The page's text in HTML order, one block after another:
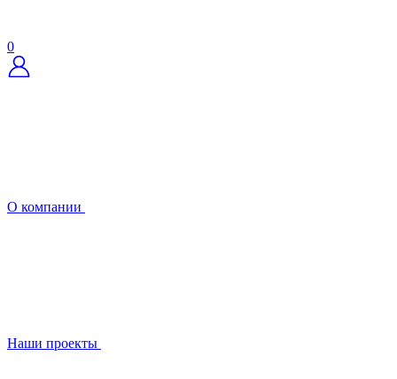
0
О компании
Наши проекты